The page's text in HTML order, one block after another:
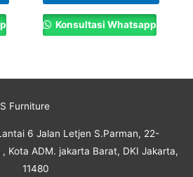
Konsultasi Whatsapp
Furniture
6 Jalan Letjen S.Parman, 22-
Kota ADM. jakarta Barat, DKI Jakarta,
11480